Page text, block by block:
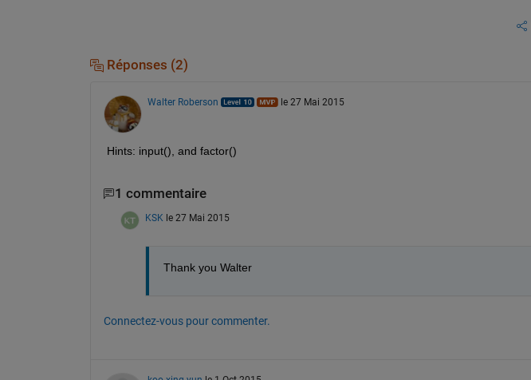
Réponses (2)
Walter Roberson le 27 Mai 2015
Hints: input(), and factor()
1 commentaire
KSK le 27 Mai 2015
Thank you Walter
Connectez-vous pour commenter.